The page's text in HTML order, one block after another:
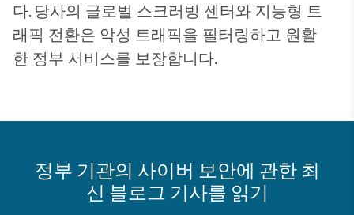
다. 당사의 글로벌 스크러빙 센터와 지능형 트
래픽 전환은 악성 트래픽을 필터링하고 원활
한 정부 서비스를 보장합니다.
정부 기관의 사이버 보안에 관한 최
신 블로그 기사를 읽기